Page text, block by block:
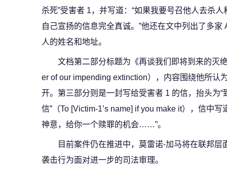
杀死”受害者 1，并写道：“如果我要号召他人去杀
自己宣扬的信息完全真诚。”他还在文中列出了多
人的姓名和地址。
文档第二部分标题为《再谈我们即将到来的灭
er of our impending extinction），内容围绕他所认
开。第三部分则是一封写给受害者 1 的信，抬头为
信”（To [Victim-1’s name] if you make it），信中
神意，给你一个赎罪的机会……”。
目前案件仍在推进中，莫雷诺-加马将在联邦
袭击行为面对进一步的司法审理。